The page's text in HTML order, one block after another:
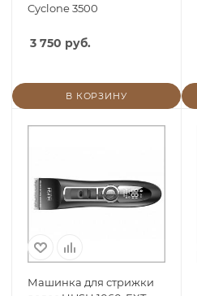
Cyclone 3500
3 750 руб.
В КОРЗИНУ
Машинка для стрижки